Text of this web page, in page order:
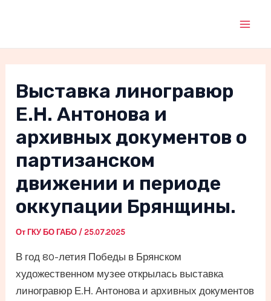
Выставка линогравюр
Е.Н. Антонова и
архивных документов о
партизанском
движении и периоде
оккупации Брянщины.
От ГКУ БО ГАБО /25.07.2025
В год 80-летия Победы в Брянском
художественном музее открылась выставка
линогравюр Е.Н. Антонова и архивных документов